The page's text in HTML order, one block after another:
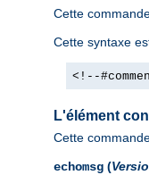
Cette
Cette syntaxe
<!--
L'élément
Cette
echomsg (